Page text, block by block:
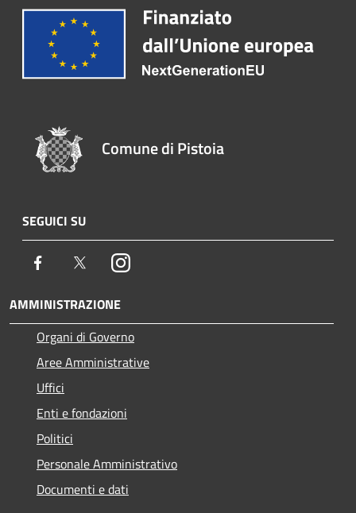
Comune di Pistoia
SEGUICI SU
Facebook TwitterInstagram
AMMINISTRAZIONE
Organi di Governo
Aree Amministrative
Uffici
Enti e fondazioni
Politici
Personale Amministrativo
Documenti e dati